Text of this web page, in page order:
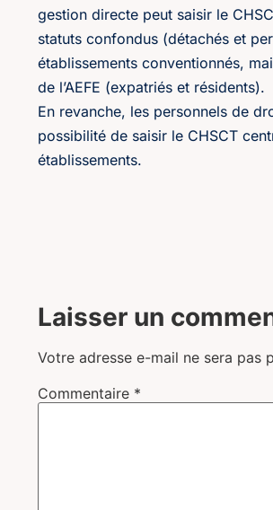
gestion directe peut saisir le
statuts confondus (détachés et
établissements conventionnés,
de l’AEFE (expatriés et résidents).
En revanche, les personnels de
possibilité de saisir le CHSCT
établissements.
Laisser un
Votre adresse e-mail ne sera pas
Commentaire *